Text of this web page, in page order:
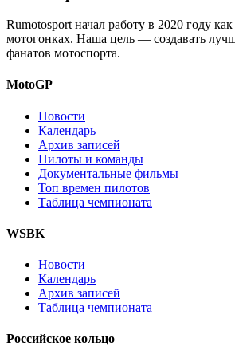
Rumotosport начал работу в 2020 году
мотогонках. Наша цель — создавать
фанатов мотоспорта.
MotoGP
Новости
Календарь
Архив записей
Пилоты и команды
Документальные фильмы
Топ времен пилотов
Таблица чемпионата
WSBK
Новости
Календарь
Архив записей
Таблица чемпионата
Российское кольцо